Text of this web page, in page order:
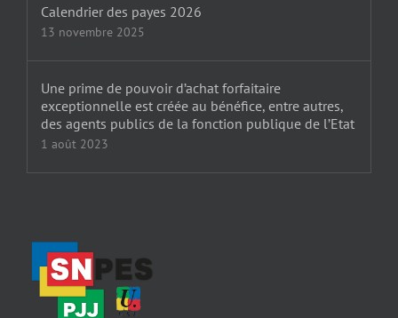
Calendrier des payes 2026
13 novembre 2025
Une prime de pouvoir d’achat forfaitaire
exceptionnelle est créée au bénéfice, entre autres,
des agents publics de la fonction publique de l’Etat
1 août 2023